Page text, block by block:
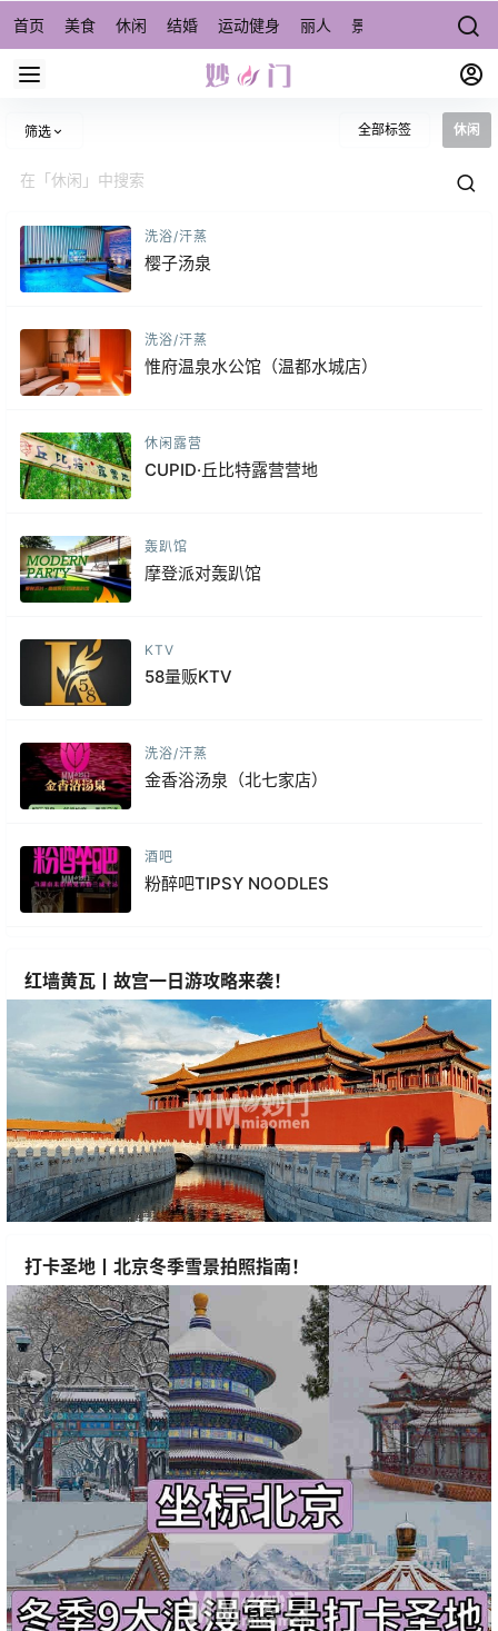
首页 美食 休闲 结婚 运动健身 丽人 景点/周边游 宠物
筛选 全部标签 休闲
洗浴/汗蒸
樱子汤泉
洗浴/汗蒸
惟府温泉水公馆（温都水城店）
休闲露营
CUPID·丘比特露营营地
轰趴馆
摩登派对轰趴馆
KTV
58量贩KTV
洗浴/汗蒸
金香浴汤泉（北七家店）
酒吧
粉醉吧TIPSY NOODLES
红墙黄瓦丨故宫一日游攻略来袭！
打卡圣地丨北京冬季雪景拍照指南！